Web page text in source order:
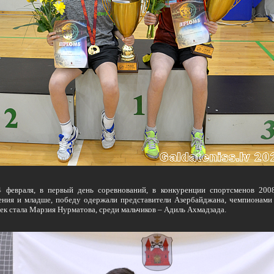
в первый день соревнований, в конкуренции спортсменов
и младше, победу одержали представители Азербайджана, чемпионами
стала Марзия Нурматова, среди мальчиков – Адиль Ахмадзада.